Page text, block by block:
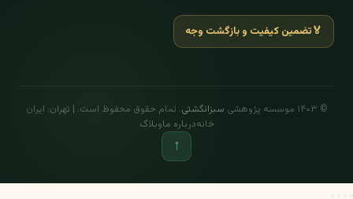
🏅تضمین کیفیت و بازگشت وجه
© ۱۴۰۳ موسسه پژوهشی سبزانگشتی. تمام حقوق محفوظ است. | تهران، ایران
خانهدرباره ماوبلاگ
↑